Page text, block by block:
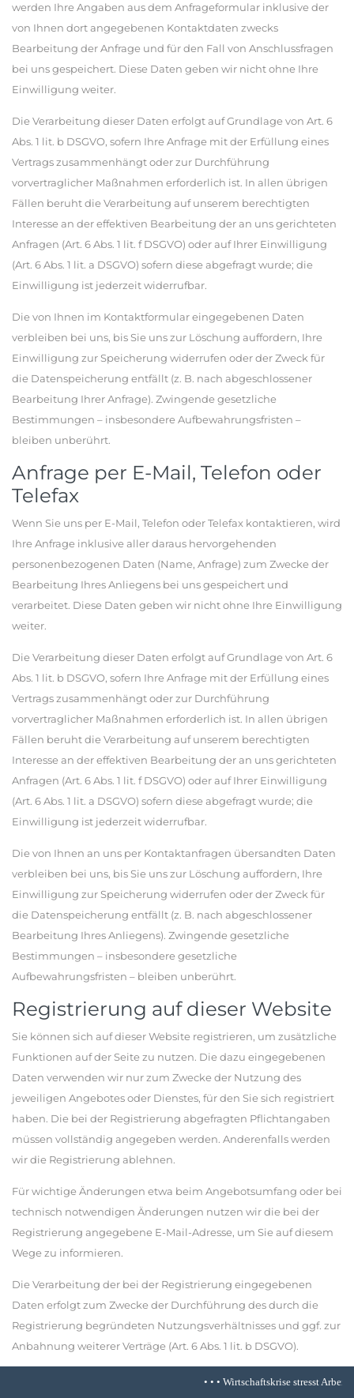
werden Ihre Angaben aus dem Anfrageformular inklusive der
von Ihnen dort angegebenen Kontaktdaten zwecks
Bearbeitung der Anfrage und für den Fall von Anschlussfragen
bei uns gespeichert. Diese Daten geben wir nicht ohne Ihre
Einwilligung weiter.
Die Verarbeitung dieser Daten erfolgt auf Grundlage von Art. 6
Abs. 1 lit. b DSGVO, sofern Ihre Anfrage mit der Erfüllung eines
Vertrags zusammenhängt oder zur Durchführung
vorvertraglicher Maßnahmen erforderlich ist. In allen übrigen
Fällen beruht die Verarbeitung auf unserem berechtigten
Interesse an der effektiven Bearbeitung der an uns gerichteten
Anfragen (Art. 6 Abs. 1 lit. f DSGVO) oder auf Ihrer Einwilligung
(Art. 6 Abs. 1 lit. a DSGVO) sofern diese abgefragt wurde; die
Einwilligung ist jederzeit widerrufbar.
Die von Ihnen im Kontaktformular eingegebenen Daten
verbleiben bei uns, bis Sie uns zur Löschung auffordern, Ihre
Einwilligung zur Speicherung widerrufen oder der Zweck für
die Datenspeicherung entfällt (z. B. nach abgeschlossener
Bearbeitung Ihrer Anfrage). Zwingende gesetzliche
Bestimmungen – insbesondere Aufbewahrungsfristen –
bleiben unberührt.
Anfrage per E-Mail, Telefon oder
Telefax
Wenn Sie uns per E-Mail, Telefon oder Telefax kontaktieren, wird
Ihre Anfrage inklusive aller daraus hervorgehenden
personenbezogenen Daten (Name, Anfrage) zum Zwecke der
Bearbeitung Ihres Anliegens bei uns gespeichert und
verarbeitet. Diese Daten geben wir nicht ohne Ihre Einwilligung
weiter.
Die Verarbeitung dieser Daten erfolgt auf Grundlage von Art. 6
Abs. 1 lit. b DSGVO, sofern Ihre Anfrage mit der Erfüllung eines
Vertrags zusammenhängt oder zur Durchführung
vorvertraglicher Maßnahmen erforderlich ist. In allen übrigen
Fällen beruht die Verarbeitung auf unserem berechtigten
Interesse an der effektiven Bearbeitung der an uns gerichteten
Anfragen (Art. 6 Abs. 1 lit. f DSGVO) oder auf Ihrer Einwilligung
(Art. 6 Abs. 1 lit. a DSGVO) sofern diese abgefragt wurde; die
Einwilligung ist jederzeit widerrufbar.
Die von Ihnen an uns per Kontaktanfragen übersandten Daten
verbleiben bei uns, bis Sie uns zur Löschung auffordern, Ihre
Einwilligung zur Speicherung widerrufen oder der Zweck für
die Datenspeicherung entfällt (z. B. nach abgeschlossener
Bearbeitung Ihres Anliegens). Zwingende gesetzliche
Bestimmungen – insbesondere gesetzliche
Aufbewahrungsfristen – bleiben unberührt.
Registrierung auf dieser Website
Sie können sich auf dieser Website registrieren, um zusätzliche
Funktionen auf der Seite zu nutzen. Die dazu eingegebenen
Daten verwenden wir nur zum Zwecke der Nutzung des
jeweiligen Angebotes oder Dienstes, für den Sie sich registriert
haben. Die bei der Registrierung abgefragten Pflichtangaben
müssen vollständig angegeben werden. Anderenfalls werden
wir die Registrierung ablehnen.
Für wichtige Änderungen etwa beim Angebotsumfang oder bei
technisch notwendigen Änderungen nutzen wir die bei der
Registrierung angegebene E-Mail-Adresse, um Sie auf diesem
Wege zu informieren.
Die Verarbeitung der bei der Registrierung eingegebenen
Daten erfolgt zum Zwecke der Durchführung des durch die
Registrierung begründeten Nutzungsverhältnisses und ggf. zur
Anbahnung weiterer Verträge (Art. 6 Abs. 1 lit. b DSGVO).
Die bei der Registrierung erfassten Daten werden von uns
Wirtschaftskrise stresst Arbeitnehmer